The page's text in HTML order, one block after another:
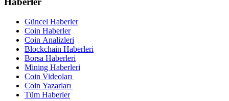
Güncel Haberler
Coin Haberler
Coin Analizleri
Blockchain Haberleri
Borsa Haberleri
Mining Haberleri
Coin Videoları
Coin Yazarları
Tüm Haberler